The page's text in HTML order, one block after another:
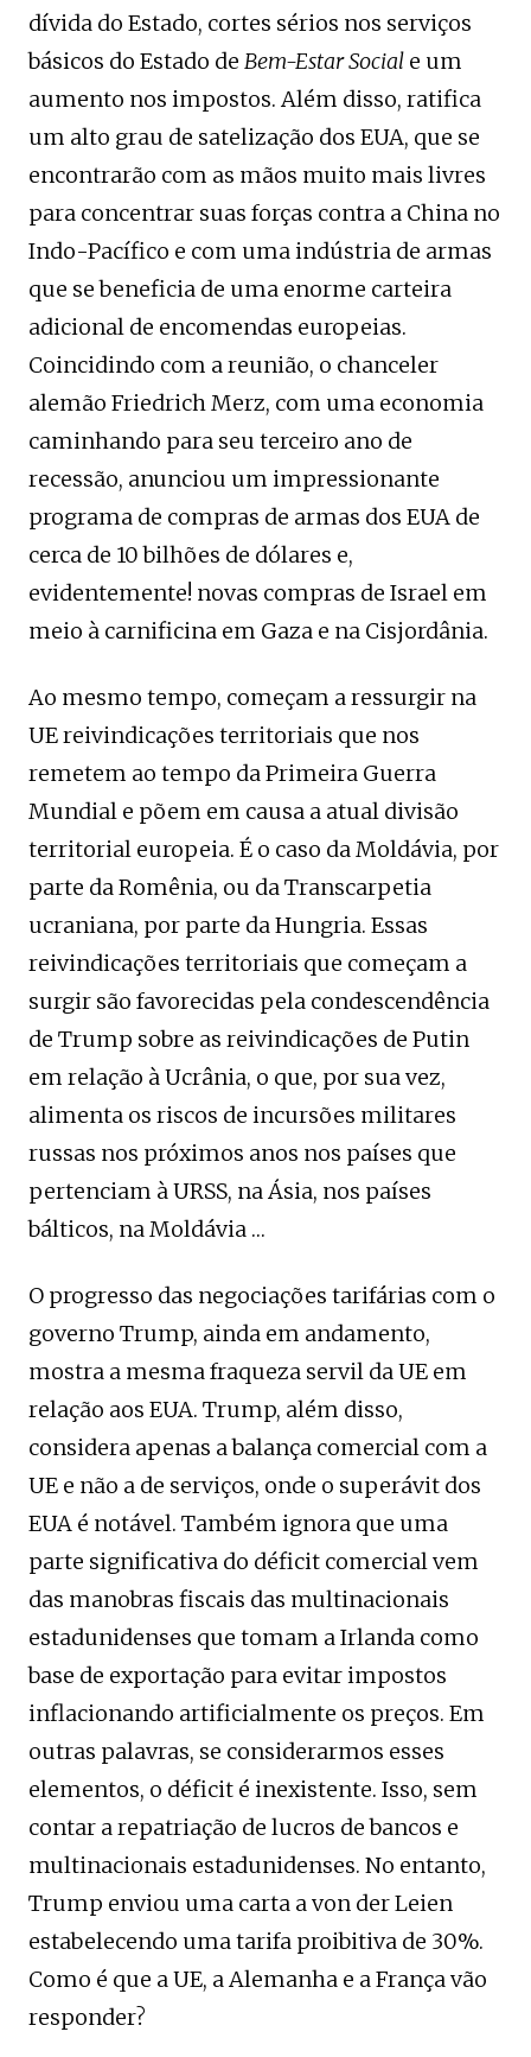
dívida do Estado, cortes sérios nos serviços
básicos do Estado de Bem-Estar Social e um
aumento nos impostos. Além disso, ratifica
um alto grau de satelização dos EUA, que se
encontrarão com as mãos muito mais livres
para concentrar suas forças contra a China no
Indo-Pacífico e com uma indústria de armas
que se beneficia de uma enorme carteira
adicional de encomendas europeias.
Coincidindo com a reunião, o chanceler
alemão Friedrich Merz, com uma economia
caminhando para seu terceiro ano de
recessão, anunciou um impressionante
programa de compras de armas dos EUA de
cerca de 10 bilhões de dólares e,
evidentemente! novas compras de Israel em
meio à carnificina em Gaza e na Cisjordânia.
Ao mesmo tempo, começam a ressurgir na
UE reivindicações territoriais que nos
remetem ao tempo da Primeira Guerra
Mundial e põem em causa a atual divisão
territorial europeia. É o caso da Moldávia, por
parte da Romênia, ou da Transcarpetia
ucraniana, por parte da Hungria. Essas
reivindicações territoriais que começam a
surgir são favorecidas pela condescendência
de Trump sobre as reivindicações de Putin
em relação à Ucrânia, o que, por sua vez,
alimenta os riscos de incursões militares
russas nos próximos anos nos países que
pertenciam à URSS, na Ásia, nos países
bálticos, na Moldávia …
O progresso das negociações tarifárias com o
governo Trump, ainda em andamento,
mostra a mesma fraqueza servil da UE em
relação aos EUA. Trump, além disso,
considera apenas a balança comercial com a
UE e não a de serviços, onde o superávit dos
EUA é notável. Também ignora que uma
parte significativa do déficit comercial vem
das manobras fiscais das multinacionais
estadunidenses que tomam a Irlanda como
base de exportação para evitar impostos
inflacionando artificialmente os preços. Em
outras palavras, se considerarmos esses
elementos, o déficit é inexistente. Isso, sem
contar a repatriação de lucros de bancos e
multinacionais estadunidenses. No entanto,
Trump enviou uma carta a von der Leien
estabelecendo uma tarifa proibitiva de 30%.
Como é que a UE, a Alemanha e a França vão
responder?